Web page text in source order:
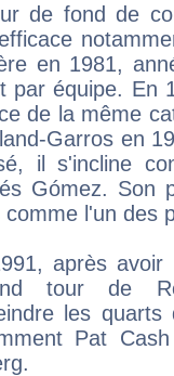
de fond de
en 1981,
par équipe. En
de la même
Garros en
il s'incline
Gómez. Son
comme l'un des
après avoir
tour de
les quarts
Pat